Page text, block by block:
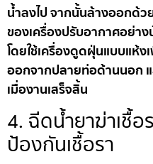
น้ำลงไป จากนั้นล้างออกด้
ของเครื่องปรับอากาศอย่า
โดยใช้เครื่องดูดฝุ่นแบบแห้
ออกจากปลายท่อด้านนอก
เมื่องานเสร็จสิ้น
4. ฉีดน้ำยาฆ่าเชื้
ป้องกันเชื้อรา